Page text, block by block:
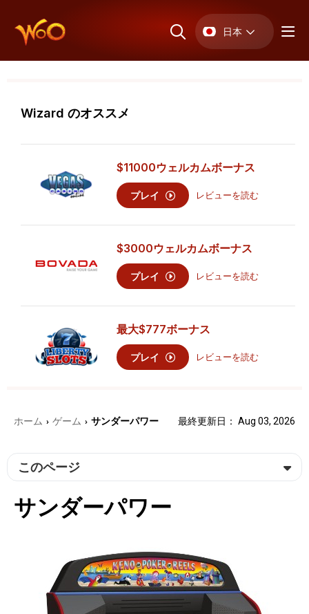
日本
Wizard のオススメ
$11000ウェルカムボーナス
プレイ レビューを読む
$3000ウェルカムボーナス
プレイ レビューを読む
最大$777ボーナス
プレイ レビューを読む
ホーム › ゲーム › サンダーパワー 最終更新日： Aug 03, 2026
このページ
サンダーパワー